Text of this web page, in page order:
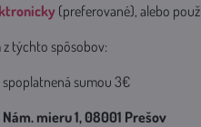
(preferované), alebo
týchto spôsobov:
sumou 3€
mieru 1, 08001 Prešov